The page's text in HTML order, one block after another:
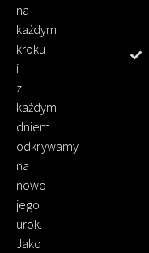
na
każdym
kroku
i
z
każdym
dniem
odkrywamy
na
nowo
jego
urok.
Jako